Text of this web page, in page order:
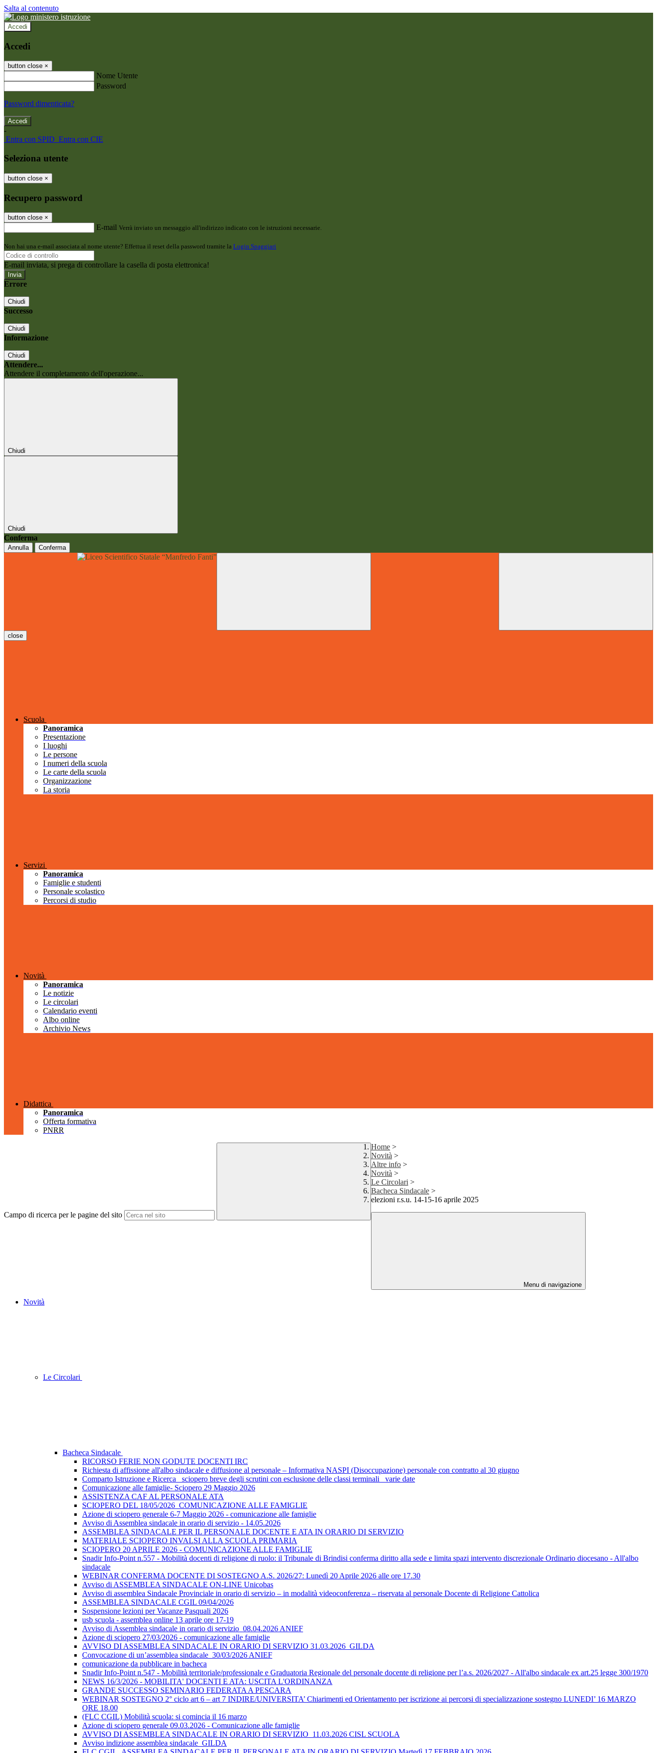
Salta al contenuto
Accedi
Accedi
button close ×
Nome Utente
Password
Password dimenticata?
-
Entra con SPID Entra con CIE
Seleziona utente
button close ×
Recupero password
button close ×
E-mail Verrà inviato un messaggio all'indirizzo indicato con le istruzioni necessarie.
Non hai una e-mail associata al nome utente? Effettua il reset della password tramite la Login Spaggiari
E-mail inviata, si prega di controllare la casella di posta elettronica!
Errore
Chiudi
Successo
Chiudi
Informazione
Chiudi
Attendere...
Attendere il completamento dell'operazione...
Chiudi
Chiudi
Conferma
Annulla Conferma
close
Scuola
Panoramica
Presentazione
I luoghi
Le persone
I numeri della scuola
Le carte della scuola
Organizzazione
La storia
Servizi
Panoramica
Famiglie e studenti
Personale scolastico
Percorsi di studio
Novità
Panoramica
Le notizie
Le circolari
Calendario eventi
Albo online
Archivio News
Didattica
Panoramica
Offerta formativa
PNRR
Campo di ricerca per le pagine del sito
Home >
Novità >
Altre info >
Novità >
Le Circolari >
Bacheca Sindacale >
elezioni r.s.u. 14-15-16 aprile 2025
Menu di navigazione
Novità
Le Circolari
Bacheca Sindacale
RICORSO FERIE NON GODUTE DOCENTI IRC
Richiesta di affissione all'albo sindacale e diffusione al personale – Informativa NASPI (Disoccupazione) personale con contratto al 30 giugno
Comparto Istruzione e Ricerca_ sciopero breve degli scrutini con esclusione delle classi terminali_ varie date
Comunicazione alle famiglie- Sciopero 29 Maggio 2026
ASSISTENZA CAF AL PERSONALE ATA
SCIOPERO DEL 18/05/2026_COMUNICAZIONE ALLE FAMIGLIE
Azione di sciopero generale 6-7 Maggio 2026 - comunicazione alle famiglie
Avviso di Assemblea sindacale in orario di servizio - 14.05.2026
ASSEMBLEA SINDACALE PER IL PERSONALE DOCENTE E ATA IN ORARIO DI SERVIZIO
MATERIALE SCIOPERO INVALSI ALLA SCUOLA PRIMARIA
SCIOPERO 20 APRILE 2026 - COMUNICAZIONE ALLE FAMIGLIE
Snadir Info-Point n.557 - Mobilità docenti di religione di ruolo: il Tribunale di Brindisi conferma diritto alla sede e limita spazi intervento discrezionale Ordinario diocesano - All'albo
sindacale
WEBINAR CONFERMA DOCENTE DI SOSTEGNO A.S. 2026/27: Lunedì 20 Aprile 2026 alle ore 17.30
Avviso di ASSEMBLEA SINDACALE ON-LINE Unicobas
Avviso di assemblea Sindacale Provinciale in orario di servizio – in modalità videoconferenza – riservata al personale Docente di Religione Cattolica
ASSEMBLEA SINDACALE CGIL 09/04/2026
Sospensione lezioni per Vacanze Pasquali 2026
usb scuola - assemblea online 13 aprile ore 17-19
Avviso di Assemblea sindacale in orario di servizio_08.04.2026 ANIEF
Azione di sciopero 27/03/2026 - comunicazione alle famiglie
AVVISO DI ASSEMBLEA SINDACALE IN ORARIO DI SERVIZIO 31.03.2026_GILDA
Convocazione di un’assemblea sindacale_30/03/2026 ANIEF
comunicazione da pubblicare in bacheca
Snadir Info-Point n.547 - Mobilità territoriale/professionale e Graduatoria Regionale del personale docente di religione per l’a.s. 2026/2027 - All'albo sindacale ex art.25 legge 300/1970
NEWS 16/3/2026 - MOBILITA' DOCENTI E ATA: USCITA L'ORDINANZA
GRANDE SUCCESSO SEMINARIO FEDERATA A PESCARA
WEBINAR SOSTEGNO 2° ciclo art 6 – art 7 INDIRE/UNIVERSITA’ Chiarimenti ed Orientamento per iscrizione ai percorsi di specializzazione sostegno LUNEDI’ 16 MARZO
ORE 18.00
(FLC CGIL) Mobilità scuola: si comincia il 16 marzo
Azione di sciopero generale 09.03.2026 - Comunicazione alle famiglie
AVVISO DI ASSEMBLEA SINDACALE IN ORARIO DI SERVIZIO_11.03.2026 CISL SCUOLA
Avviso indizione assemblea sindacale_GILDA